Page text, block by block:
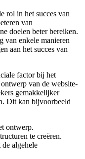
rol in het succes van
van
doelen beter bereiken.
van enkele manieren
aan het succes van
factor bij het
van de website-
gemakkelijker
Dit kan bijvoorbeeld
ontwerp.
te creëren.
algehele